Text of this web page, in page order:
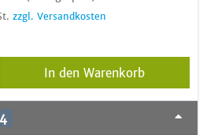
zzgl. Versandkosten
In den Warenkorb
4